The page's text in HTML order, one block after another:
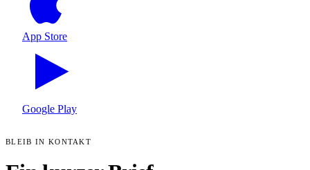
App Store
Google Play
BLEIB IN KONTAKT